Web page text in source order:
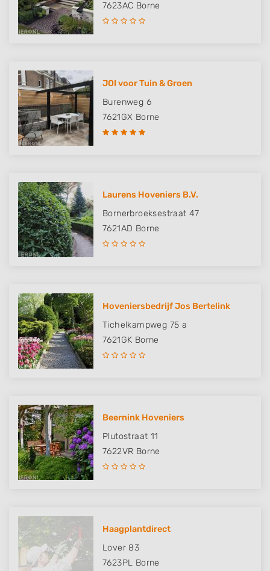
7623AC Borne
JOI voor Tuin & Groen
Burenweg 6
7621GX Borne
Laurens Hoveniers B.V.
Bornerbroeksestraat 47
7621AD Borne
Hoveniersbedrijf Jos Bertelink
Tichelkampweg 75 a
7621GK Borne
Beernink Hoveniers
Plutostraat 11
7622VR Borne
Haagplantdirect
Lover 83
7623PL Borne